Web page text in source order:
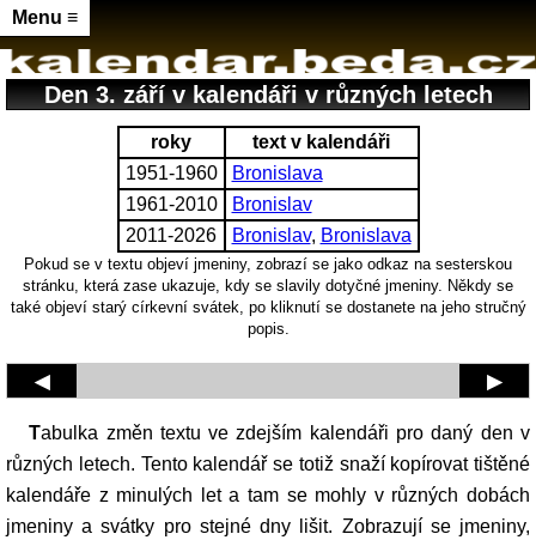
Menu ≡
Den 3. září v kalendáři v různých letech
roky
text v kalendáři
1951-1960
Bronislava
1961-2010
Bronislav
2011-2026
Bronislav, Bronislava
Pokud se v textu objeví jmeniny, zobrazí se jako odkaz na sesterskou
stránku, která zase ukazuje, kdy se slavily dotyčné jmeniny. Někdy se
také objeví starý církevní svátek, po kliknutí se dostanete na jeho stručný
popis.
◀ ▶
Tabulka změn textu ve zdejším kalendáři pro daný den v
různých letech. Tento kalendář se totiž snaží kopírovat tištěné
kalendáře z minulých let a tam se mohly v různých dobách
jmeniny a svátky pro stejné dny lišit. Zobrazují se jmeniny,